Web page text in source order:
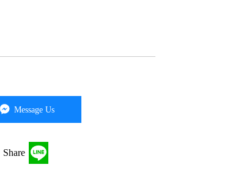
Message Us
Share